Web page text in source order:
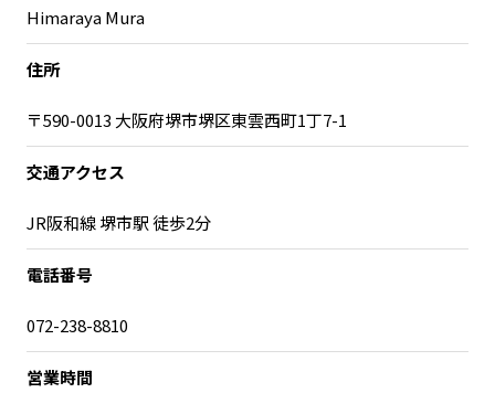
宮崎エリア
沖縄エリア
カテゴリから探す
プレスリリース
MILCプロジェクト
イベント
地域豆知識
Himaraya Mura
住所
〒590-0013 大阪府堺市堺区東雲西町1丁7-1
交通アクセス
JR阪和線 堺市駅 徒歩2分
電話番号
072-238-8810
営業時間